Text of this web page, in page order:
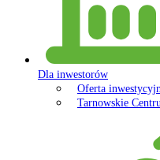
Dla inwestorów
Oferta
Tarnowskie